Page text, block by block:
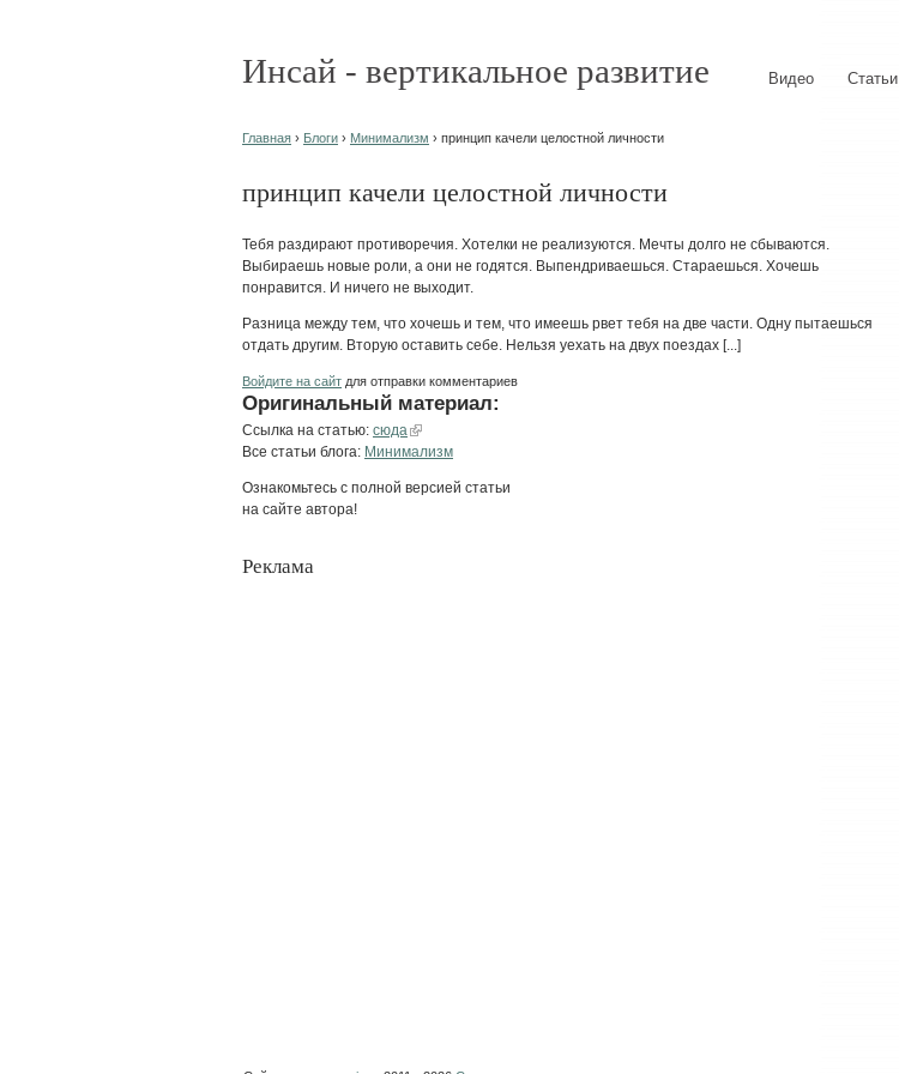
Инсай - вертикальное развитие Видео Статьи
Главная › Блоги › Минимализм › принцип качели целостной личности
принцип качели целостной личности
Тебя раздирают противоречия. Хотелки не реализуются. Мечты долго не сбываются.
Выбираешь новые роли, а они не годятся. Выпендриваешься. Стараешься. Хочешь
понравится. И ничего не выходит.
Разница между тем, что хочешь и тем, что имеешь рвет тебя на две части. Одну пытаешься
отдать другим. Вторую оставить себе. Нельзя уехать на двух поездах [...]
Войдите на сайт для отправки комментариев
Оригинальный материал:
Ссылка на статью: сюда
Все статьи блога: Минимализм
Ознакомьтесь с полной версией статьи
на сайте автора!
Реклама